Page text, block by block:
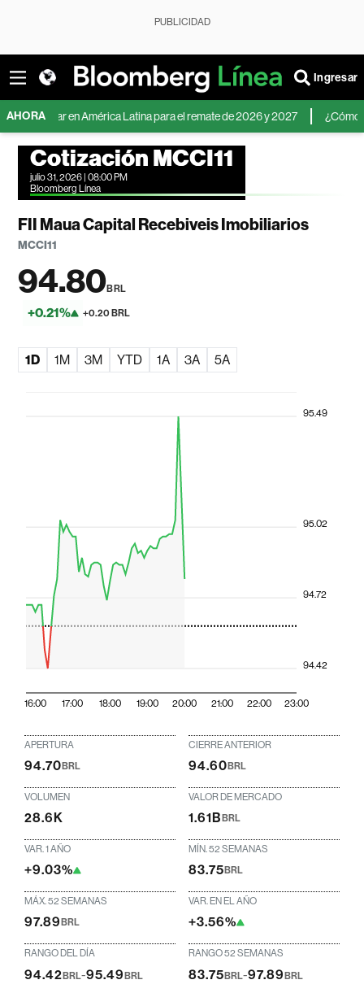
PUBLICIDAD
Ingresar
AHORAen América Latina para el remate de 2026 y 2027 ¿Cómo invertir
Cotización MCCI11
julio 31, 2026 | 08:00 PM
Bloomberg Línea
FII Maua Capital Recebiveis Imobiliarios
MCCI11
94.80BRL
+0.21% +0.20 BRL
1D 1M 3M YTD 1A 3A 5A
16:00 17:00 18:00 19:00 20:00 21:00 22:00 23:00
94.42
94.72
95.02
95.49
APERTURA
94.70BRL
CIERRE ANTERIOR
94.60BRL
VOLUMEN
28.6K
VALOR DE MERCADO
1.61BBRL
VAR. 1 AÑO
+9.03%
MÍN. 52 SEMANAS
83.75BRL
MÁX. 52 SEMANAS
97.89BRL
VAR. EN EL AÑO
+3.56%
RANGO DEL DÍA
94.42BRL-95.49BRL
RANGO 52 SEMANAS
83.75 BRL-97.89 BRL